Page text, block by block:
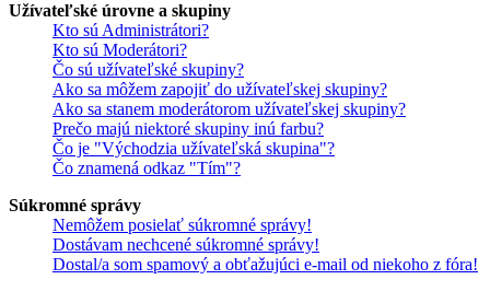
Užívateľské úrovne a skupiny
Kto sú Administrátori?
Kto sú Moderátori?
Čo sú užívateľské skupiny?
Ako sa môžem zapojiť do užívateľskej skupiny?
Ako sa stanem moderátorom užívateľskej skupiny?
Prečo majú niektoré skupiny inú farbu?
Čo je "Východzia užívateľská skupina"?
Čo znamená odkaz "Tím"?
Súkromné správy
Nemôžem posielať súkromné správy!
Dostávam nechcené súkromné správy!
Dostal/a som spamový a obťažujúci e-mail od niekoho z fóra!